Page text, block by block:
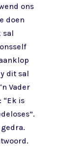
ons
doen
sal
dit sal
Vader
“Ek is